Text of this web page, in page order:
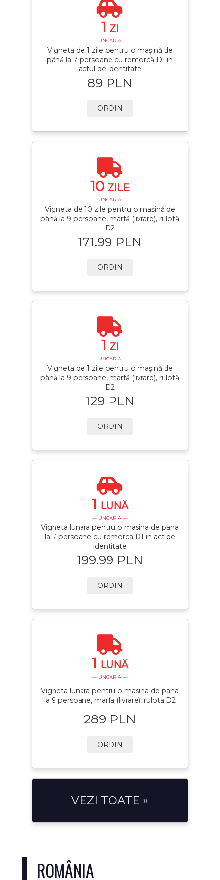
1 ZI
— UNGARIA —
Vigneta de 1 zile pentru o mașină de
până la 7 persoane cu remorcă D1 în
actul de identitate
89 PLN
ORDIN
10 ZILE
— UNGARIA —
Vigneta de 10 zile pentru o mașină de
până la 9 persoane, marfă (livrare), rulotă
D2
171.99 PLN
ORDIN
1 ZI
— UNGARIA —
Vigneta de 1 zile pentru o mașină de
până la 9 persoane, marfă (livrare), rulotă
D2
129 PLN
ORDIN
1 LUNĂ
— UNGARIA —
Vigneta lunara pentru o masina de pana
la 7 persoane cu remorca D1 in act de
identitate
199.99 PLN
ORDIN
1 LUNĂ
— UNGARIA —
Vigneta lunara pentru o masina de pana
la 9 persoane, marfa (livrare), rulota D2
289 PLN
ORDIN
VEZI TOATE »
ROMÂNIA